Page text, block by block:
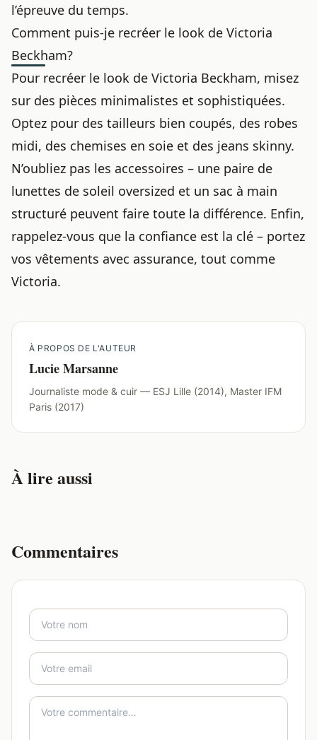
l’épreuve du temps.
Comment puis-je recréer le look de Victoria
Beckham?
Pour recréer le look de Victoria Beckham, misez
sur des pièces minimalistes et sophistiquées.
Optez pour des tailleurs bien coupés, des robes
midi, des chemises en soie et des jeans skinny.
N’oubliez pas les accessoires – une paire de
lunettes de soleil oversized et un sac à main
structuré peuvent faire toute la différence. Enfin,
rappelez-vous que la confiance est la clé – portez
vos vêtements avec assurance, tout comme
Victoria.
À PROPOS DE L'AUTEUR
Lucie Marsanne
Journaliste mode & cuir — ESJ Lille (2014), Master IFM
Paris (2017)
À lire aussi
Commentaires